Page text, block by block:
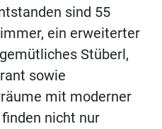
sind 55
ein erweiterter
Stüberl,
sowie
mit moderner
nicht nur